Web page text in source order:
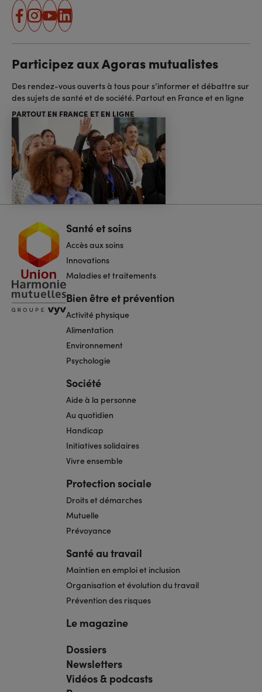
facebook
instagram
youtube
linkedin
Participez aux Agoras mutualistes
Des rendez-vous ouverts à tous pour s’informer et débattre sur
des sujets de santé et de société. Partout en France et en ligne
PARTOUT EN FRANCE ET EN LIGNE
Navigation
de
page
Santé et soins
Accès aux soins
Innovations
Maladies et traitements
Bien être et prévention
Activité physique
Alimentation
Environnement
Psychologie
Société
Aide à la personne
Au quotidien
Handicap
Initiatives solidaires
Vivre ensemble
Protection sociale
Droits et démarches
Mutuelle
Prévoyance
Santé au travail
Maintien en emploi et inclusion
Organisation et évolution du travail
Prévention des risques
Le magazine
Navigation
pied
de
page
bis
Dossiers
Newsletters
Vidéos & podcasts